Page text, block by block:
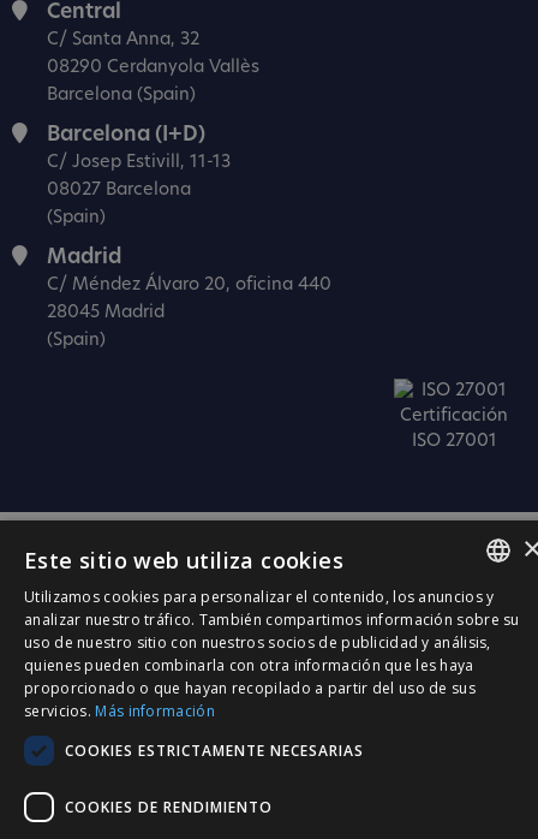
Central
C/ Santa Anna, 32
08290 Cerdanyola Vallès
Barcelona (Spain)
Barcelona (I+D)
C/ Josep Estivill, 11-13
08027 Barcelona
(Spain)
Madrid
C/ Méndez Álvaro 20, oficina 440
28045 Madrid
(Spain)
Certificación
ISO 27001
SPANISH
CATALÀ
ENGLISH
Este sitio web utiliza cookies
Utilizamos cookies para personalizar el contenido, los anuncios y
analizar nuestro tráfico. También compartimos información sobre su
uso de nuestro sitio con nuestros socios de publicidad y análisis,
quienes pueden combinarla con otra información que les haya
proporcionado o que hayan recopilado a partir del uso de sus
servicios. Más información
COOKIES ESTRICTAMENTE NECESARIAS
COOKIES DE RENDIMIENTO